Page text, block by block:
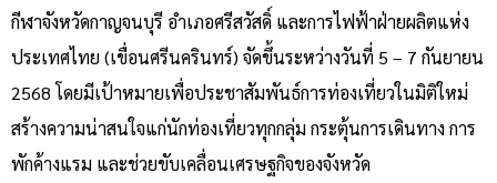
กีฬาจังหวัดกาญจนบุรี อำเภอศรีสวัสดิ์ และการไฟฟ้าฝ่ายผลิตแห่ง
ประเทศไทย (เขื่อนศรีนครินทร์) จัดขึ้นระหว่างวันที่ 5 – 7 กันยายน
2568 โดยมีเป้าหมายเพื่อประชาสัมพันธ์การท่องเที่ยวในมิติใหม่
สร้างความน่าสนใจแก่นักท่องเที่ยวทุกกลุ่ม กระตุ้นการเดินทาง การ
พักค้างแรม และช่วยขับเคลื่อนเศรษฐกิจของจังหวัด